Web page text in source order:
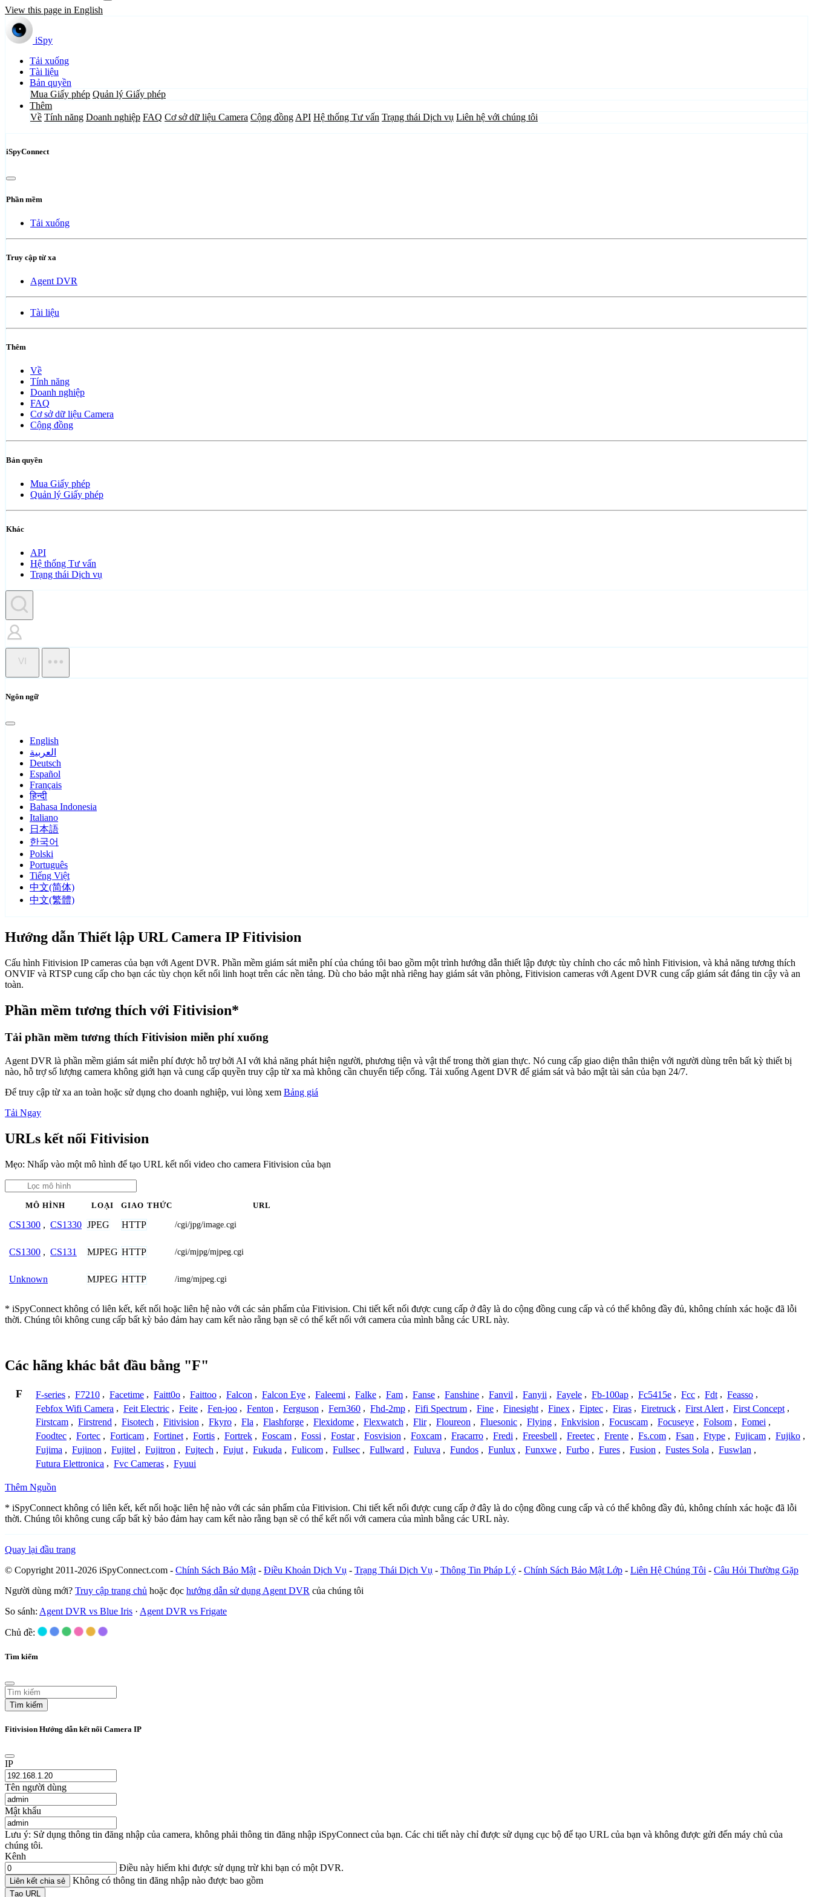
View this page in English
iSpy
Tải xuống
Tài liệu
Bản quyền
Mua Giấy phép Quản lý Giấy phép
Thêm
Về Tính năng Doanh nghiệp FAQ Cơ sở dữ liệu Camera Cộng đồng API Hệ thống Tư vấn Trạng thái Dịch vụ Liên hệ với chúng tôi
iSpyConnect
Phần mềm
Tải xuống
Truy cập từ xa
Agent DVR
Tài liệu
Thêm
Về
Tính năng
Doanh nghiệp
FAQ
Cơ sở dữ liệu Camera
Cộng đồng
Bản quyền
Mua Giấy phép
Quản lý Giấy phép
Khác
API
Hệ thống Tư vấn
Trạng thái Dịch vụ
VI
Ngôn ngữ
English
العربية
Deutsch
Español
Français
हिन्दी
Bahasa Indonesia
Italiano
日本語
한국어
Polski
Português
Tiếng Việt
中文(简体)
中文(繁體)
Hướng dẫn Thiết lập URL Camera IP Fitivision
Cấu hình Fitivision IP cameras của bạn với Agent DVR. Phần mềm giám sát miễn phí của chúng tôi bao gồm một trình hướng dẫn thiết lập được tùy chỉnh cho các mô hình Fitivision, và khả năng tương thích
ONVIF và RTSP cung cấp cho bạn các tùy chọn kết nối linh hoạt trên các nền tảng. Dù cho bảo mật nhà riêng hay giám sát văn phòng, Fitivision cameras với Agent DVR cung cấp giám sát đáng tin cậy và an
toàn.
Phần mềm tương thích với Fitivision*
Tải phần mềm tương thích Fitivision miễn phí xuống
Agent DVR là phần mềm giám sát miễn phí được hỗ trợ bởi AI với khả năng phát hiện người, phương tiện và vật thể trong thời gian thực. Nó cung cấp giao diện thân thiện với người dùng trên bất kỳ thiết bị
nào, hỗ trợ số lượng camera không giới hạn và cung cấp quyền truy cập từ xa mà không cần chuyển tiếp cổng. Tải xuống Agent DVR để giám sát và bảo mật tài sản của bạn 24/7.
Để truy cập từ xa an toàn hoặc sử dụng cho doanh nghiệp, vui lòng xem Bảng giá
Tải Ngay
URLs kết nối Fitivision
Mẹo: Nhấp vào một mô hình để tạo URL kết nối video cho camera Fitivision của bạn
MÔ HÌNH LOẠI GIAO THỨC URL
CS1300 , CS1330 JPEG HTTP /cgi/jpg/image.cgi
CS1300 , CS131 MJPEG HTTP /cgi/mjpg/mjpeg.cgi
Unknown MJPEG HTTP /img/mjpeg.cgi
* iSpyConnect không có liên kết, kết nối hoặc liên hệ nào với các sản phẩm của Fitivision. Chi tiết kết nối được cung cấp ở đây là do cộng đồng cung cấp và có thể không đầy đủ, không chính xác hoặc đã lỗi
thời. Chúng tôi không cung cấp bất kỳ bảo đảm hay cam kết nào rằng bạn sẽ có thể kết nối với camera của mình bằng các URL này.
Các hãng khác bắt đầu bằng "F"
F F-series , F7210 , Facetime , Faitt0o , Faittoo , Falcon , Falcon Eye , Faleemi , Falke , Fam , Fanse , Fanshine , Fanvil , Fanyii , Fayele , Fb-100ap , Fc5415e , Fcc , Fdt , Feasso ,
Febfox Wifi Camera , Feit Electric , Feite , Fen-joo , Fenton , Ferguson , Fern360 , Fhd-2mp , Fifi Spectrum , Fine , Finesight , Finex , Fiptec , Firas , Firetruck , First Alert , First Concept ,
Firstcam , Firstrend , Fisotech , Fitivision , Fkyro , Fla , Flashforge , Flexidome , Flexwatch , Flir , Floureon , Fluesonic , Flying , Fnkvision , Focuscam , Focuseye , Folsom , Fomei ,
Foodtec , Fortec , Forticam , Fortinet , Fortis , Fortrek , Foscam , Fossi , Fostar , Fosvision , Foxcam , Fracarro , Fredi , Freesbell , Freetec , Frente , Fs.com , Fsan , Ftype , Fujicam , Fujiko ,
Fujima , Fujinon , Fujitel , Fujitron , Fujtech , Fujut , Fukuda , Fulicom , Fullsec , Fullward , Fuluva , Fundos , Funlux , Funxwe , Furbo , Fures , Fusion , Fustes Sola , Fuswlan ,
Futura Elettronica , Fvc Cameras , Fyuui
Thêm Nguồn
* iSpyConnect không có liên kết, kết nối hoặc liên hệ nào với các sản phẩm của Fitivision. Chi tiết kết nối được cung cấp ở đây là do cộng đồng cung cấp và có thể không đầy đủ, không chính xác hoặc đã lỗi
thời. Chúng tôi không cung cấp bất kỳ bảo đảm hay cam kết nào rằng bạn sẽ có thể kết nối với camera của mình bằng các URL này.
Quay lại đầu trang
© Copyright 2011-2026 iSpyConnect.com - Chính Sách Bảo Mật - Điều Khoản Dịch Vụ - Trạng Thái Dịch Vụ - Thông Tin Pháp Lý - Chính Sách Bảo Mật Lớp - Liên Hệ Chúng Tôi - Câu Hỏi Thường Gặp
Người dùng mới? Truy cập trang chủ hoặc đọc hướng dẫn sử dụng Agent DVR của chúng tôi
So sánh: Agent DVR vs Blue Iris · Agent DVR vs Frigate
Chủ đề:
Tìm kiếm
Tìm kiếm
Fitivision Hướng dẫn kết nối Camera IP
IP
Tên người dùng
Mật khẩu
Lưu ý: Sử dụng thông tin đăng nhập của camera, không phải thông tin đăng nhập iSpyConnect của bạn. Các chi tiết này chỉ được sử dụng cục bộ để tạo URL của bạn và không được gửi đến máy chủ của
chúng tôi.
Kênh
Điều này hiếm khi được sử dụng trừ khi bạn có một DVR.
Liên kết chia sẻ Không có thông tin đăng nhập nào được bao gồm
Tạo URL